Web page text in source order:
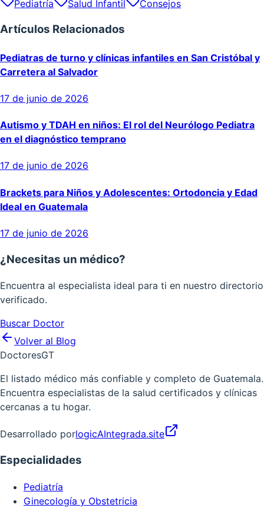
Pediatría Salud Infantil Consejos
Artículos Relacionados
Pediatras de turno y clínicas infantiles en San Cristóbal y
Carretera al Salvador
17 de junio de 2026
Autismo y TDAH en niños: El rol del Neurólogo Pediatra
en el diagnóstico temprano
17 de junio de 2026
Brackets para Niños y Adolescentes: Ortodoncia y Edad
Ideal en Guatemala
17 de junio de 2026
¿Necesitas un médico?
Encuentra al especialista ideal para ti en nuestro directorio
verificado.
Buscar Doctor
Volver al Blog
DoctoresGT
El listado médico más confiable y completo de Guatemala.
Encuentra especialistas de la salud certificados y clínicas
cercanas a tu hogar.
Desarrollado porlogicAIntegrada.site
Especialidades
Pediatría
Ginecología y Obstetricia